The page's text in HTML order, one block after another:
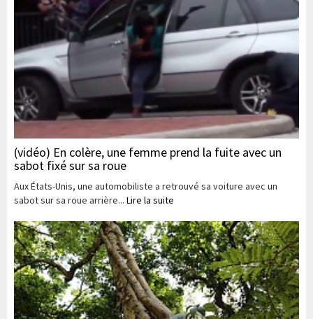
(vidéo) En colère, une femme prend la fuite avec un
sabot fixé sur sa roue
Aux États-Unis, une automobiliste a retrouvé sa voiture avec un
sabot sur sa roue arrière... Lire la suite